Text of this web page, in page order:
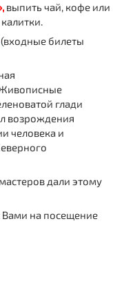
выпить чай, кофе или
билеты
Живописные
глади
возрождения
человека и
дали этому
Вами на посещение